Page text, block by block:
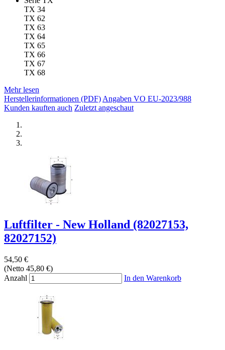
TX 34
TX 62
TX 63
TX 64
TX 65
TX 66
TX 67
TX 68
Mehr lesen
Herstellerinformationen (PDF)Angaben VO EU-2023/988
Kunden kauften auch Zuletzt angeschaut
Luftfilter - New Holland (82027153,
82027152)
54,50 €
(Netto 45,80 €)
Anzahl
In den Warenkorb